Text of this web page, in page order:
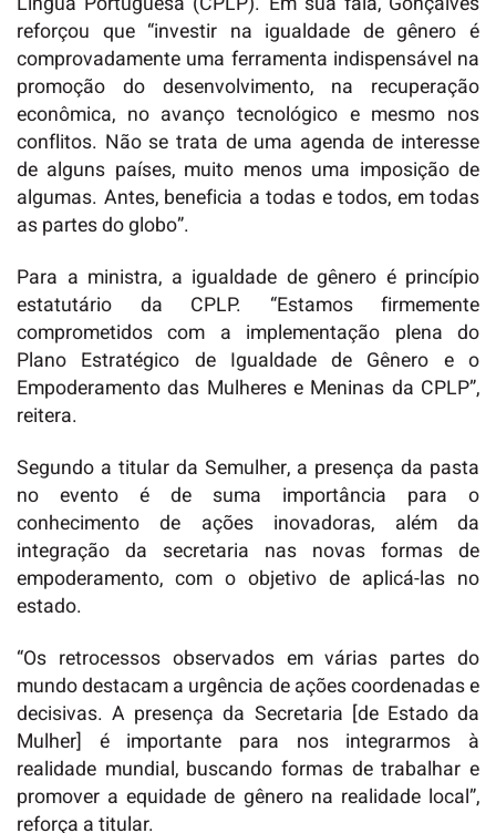
reforçou que “investir na igualdade de gênero é
comprovadamente uma ferramenta indispensável na
promoção do desenvolvimento, na recuperação
econômica, no avanço tecnológico e mesmo nos
conflitos. Não se trata de uma agenda de interesse
de alguns países, muito menos uma imposição de
algumas. Antes, beneficia a todas e todos, em todas
as partes do globo”.
Para a ministra, a igualdade de gênero é princípio
estatutário da CPLP. “Estamos firmemente
comprometidos com a implementação plena do
Plano Estratégico de Igualdade de Gênero e o
Empoderamento das Mulheres e Meninas da CPLP”,
reitera.
Segundo a titular da Semulher, a presença da pasta
no evento é de suma importância para o
conhecimento de ações inovadoras, além da
integração da secretaria nas novas formas de
empoderamento, com o objetivo de aplicá-las no
estado.
“Os retrocessos observados em várias partes do
mundo destacam a urgência de ações coordenadas e
decisivas. A presença da Secretaria [de Estado da
Mulher] é importante para nos integrarmos à
realidade mundial, buscando formas de trabalhar e
promover a equidade de gênero na realidade local”,
reforça a titular.